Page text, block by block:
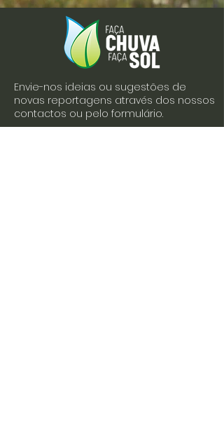
Envie-nos ideias ou sugestões de
novas reportagens através dos nossos
contactos ou pelo formulário.